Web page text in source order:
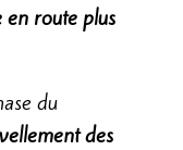
en route plus
du
des